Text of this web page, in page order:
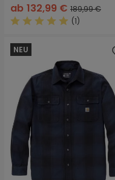
ab 132,99 € 189,99 €
(1)
NEU